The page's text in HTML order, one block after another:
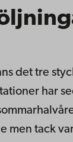
det tre
har
men tack